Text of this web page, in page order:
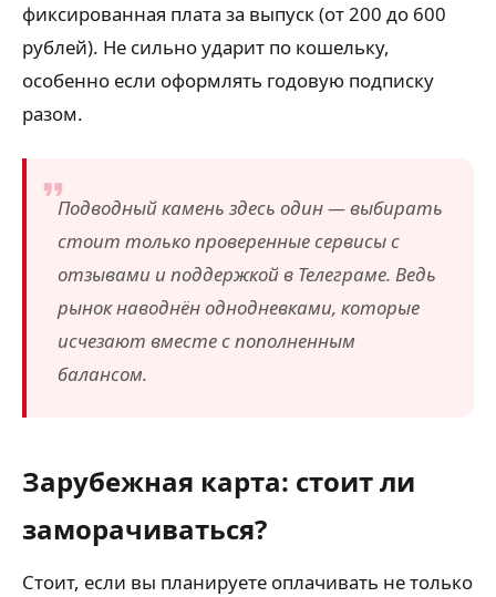
фиксированная плата за выпуск (от 200 до 600
рублей). Не сильно ударит по кошельку,
особенно если оформлять годовую подписку
разом.
Подводный камень здесь один — выбирать
стоит только проверенные сервисы с
отзывами и поддержкой в Телеграме. Ведь
рынок наводнён однодневками, которые
исчезают вместе с пополненным
балансом.
Зарубежная карта: стоит ли
заморачиваться?
Стоит, если вы планируете оплачивать не только